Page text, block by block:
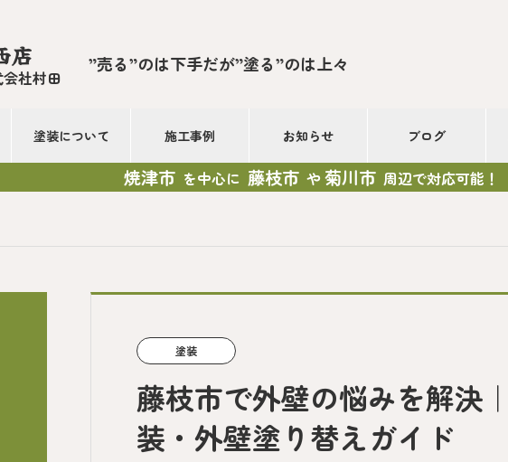
店
社村田
”売る”のは下手だが”塗る”のは上々
塗装について 施工事例 お知らせ ブログ
焼津市 を中心に 藤枝市 や菊川市 周辺で対応可能！
塗装
藤枝市で外壁の悩みを解決
装・外壁塗り替えガイド